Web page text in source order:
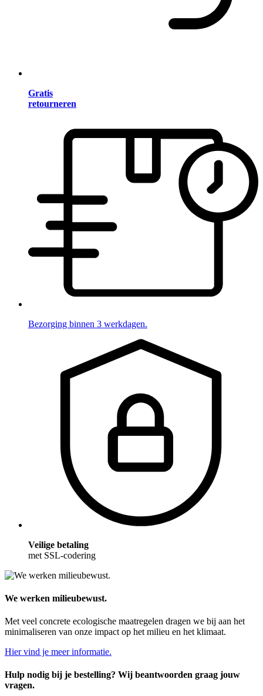
Gratis
retourneren
Bezorging binnen 3 werkdagen.
Veilige betaling
met SSL-codering
We werken milieubewust.
Met veel concrete ecologische maatregelen dragen we bij aan het
minimaliseren van onze impact op het milieu en het klimaat.
Hier vind je meer informatie.
Hulp nodig bij je bestelling? Wij beantwoorden graag jouw
vragen.